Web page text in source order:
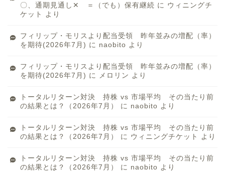
〇、通期見通し✕ ＝（でも）保有継続 に ウィニングチ
ケット
より
フィリップ・モリスより配当受領 昨年並みの増配（率）
を期待(2026年7月) に naobito より
フィリップ・モリスより配当受領 昨年並みの増配（率）
を期待(2026年7月) に メロリン より
トータルリターン対決 持株 vs 市場平均 その当たり前
の結果とは？（2026年7月）
に naobito より
トータルリターン対決 持株 vs 市場平均 その当たり前
の結果とは？（2026年7月）
に ウィニングチケット より
トータルリターン対決 持株 vs 市場平均 その当たり前
の結果とは？（2026年7月）
に naobito より